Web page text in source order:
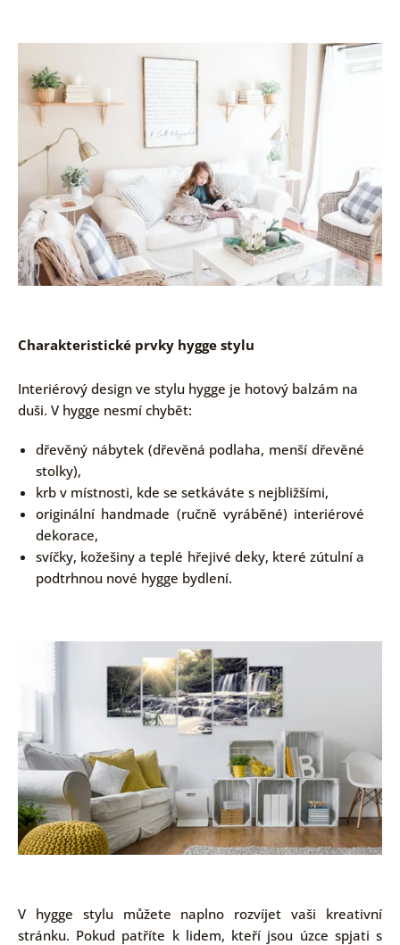
Charakteristické prvky hygge stylu
Interiérový design ve stylu hygge je hotový balzám na
duši. V hygge nesmí chybět:
dřevěný nábytek (dřevěná podlaha, menší dřevěné
stolky),
krb v místnosti, kde se setkáváte s nejbližšími,
originální handmade (ručně vyráběné) interiérové
dekorace,
svíčky, kožešiny a teplé hřejivé deky, které zútulní a
podtrhnou nové hygge bydlení.
V hygge stylu můžete naplno rozvíjet vaši kreativní
stránku. Pokud patříte k lidem, kteří jsou úzce spjati s